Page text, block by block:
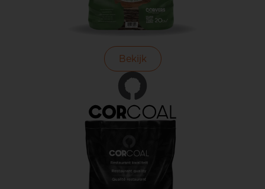
Bekijk